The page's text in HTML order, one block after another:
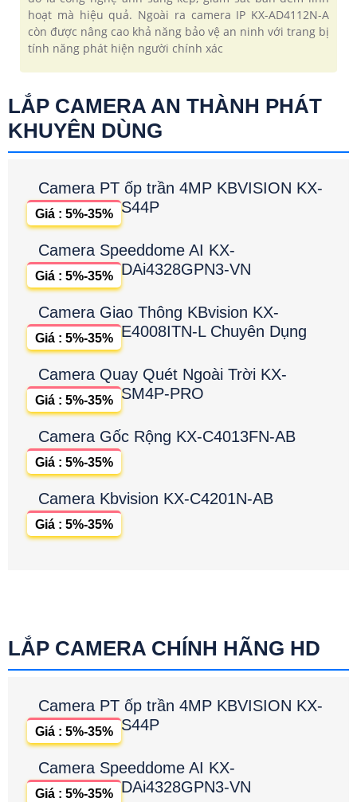
hoạt mà hiệu quả. Ngoài ra camera IP KX-AD4112N-A
còn được nâng cao khả năng bảo vệ an ninh với trang bị
tính năng phát hiện người chính xác
LẮP CAMERA AN THÀNH PHÁT
KHUYÊN DÙNG
Camera PT ốp trần 4MP KBVISION KX-
S44P
Giá : 5%-35%
Camera Speeddome AI KX-
DAi4328GPN3-VN
Giá : 5%-35%
Camera Giao Thông KBvision KX-
E4008ITN-L Chuyên Dụng
Giá : 5%-35%
Camera Quay Quét Ngoài Trời KX-
SM4P-PRO
Giá : 5%-35%
Camera Gốc Rộng KX-C4013FN-AB
Giá : 5%-35%
Camera Kbvision KX-C4201N-AB
Giá : 5%-35%
LẮP CAMERA CHÍNH HÃNG HD
Camera PT ốp trần 4MP KBVISION KX-
S44P
Giá : 5%-35%
Camera Speeddome AI KX-
DAi4328GPN3-VN
Giá : 5%-35%